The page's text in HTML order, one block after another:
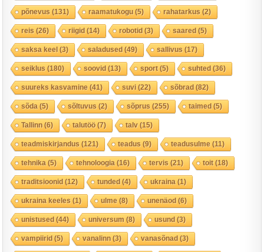
põnevus (131) raamatukogu(5) rahatarkus (2)
reis (26) riigid(14) robotid(3) saared(5)
saksa keel(3) saladused(49) sallivus (17)
seiklus (180) soovid(13) sport(5) suhted(36)
suureks kasvamine (41) suvi(22) sõbrad(82)
sõda (5) sõltuvus (2) sõprus (255) taimed(5)
Tallinn(6) talutöö(7) talv(15)
teadmiskirjandus (121) teadus (9) teadusulme (11)
tehnika (5) tehnoloogia (16) tervis (21) toit(18)
traditsioonid(12) tunded(4) ukraina (1)
ukraina keeles (1) ulme (8) unenäod(6)
unistused(44) universum (8) usund(3)
vampiirid(5) vanalinn(3) vanasõnad(3)